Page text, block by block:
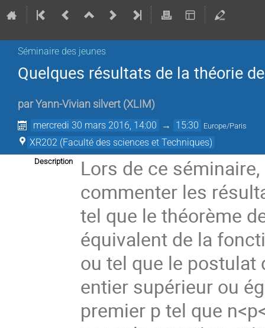
Séminaire des jeunes
Quelques résultats de la théorie
parYann-Vivian silvert (XLIM )
mercredi 30 mars 2016, 14:00 → 15:30 Europe/Paris
XR202 (Faculté des sciences et Techniques)
Description
Lors de ce
commenter les
tel que le théorème
équivalent de la
ou tel que le postulat
entier supérieur ou
premier p tel que